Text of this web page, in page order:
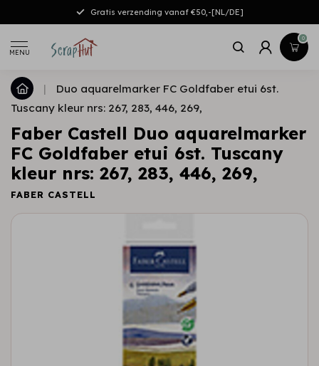
Gratis verzending vanaf €50,-[NL/DE]
MENU
0
|
Duo aquarelmarker FC Goldfaber etui 6st.
Tuscany kleur nrs: 267, 283, 446, 269,
Faber Castell Duo aquarelmarker
FC Goldfaber etui 6st. Tuscany
kleur nrs: 267, 283, 446, 269,
FABER CASTELL